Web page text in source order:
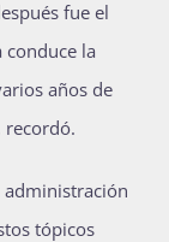
fue el
conduce la
años de
recordó.
tópicos